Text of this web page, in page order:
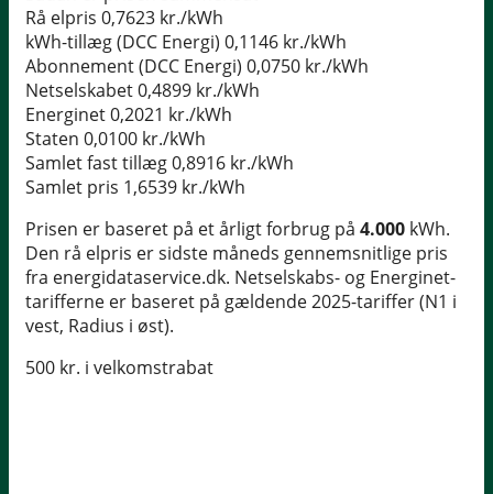
Rå elpris 0,7623 kr./kWh
kWh-tillæg (DCC Energi) 0,1146 kr./kWh
Abonnement (DCC Energi) 0,0750 kr./kWh
Netselskabet0,4899 kr./kWh
Energinet0,2021 kr./kWh
Staten 0,0100 kr./kWh
Samlet fast tillæg0,8916 kr./kWh
Samlet pris 1,6539 kr./kWh
Prisen er baseret på et årligt forbrug på 4.000 kWh.
Den rå elpris er sidste måneds gennemsnitlige pris
fra energidataservice.dk. Netselskabs- og Energinet-
tarifferne er baseret på gældende 2025-tariffer (N1 i
vest, Radius i øst).
500 kr. i velkomstrabat